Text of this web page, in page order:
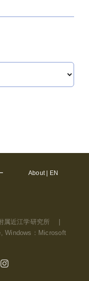
About | EN
附属近江学研究所 |
Windows：Microsoft
Instagram